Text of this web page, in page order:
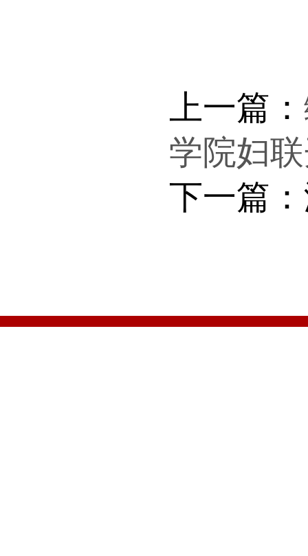
上一篇：
学院妇
下一篇